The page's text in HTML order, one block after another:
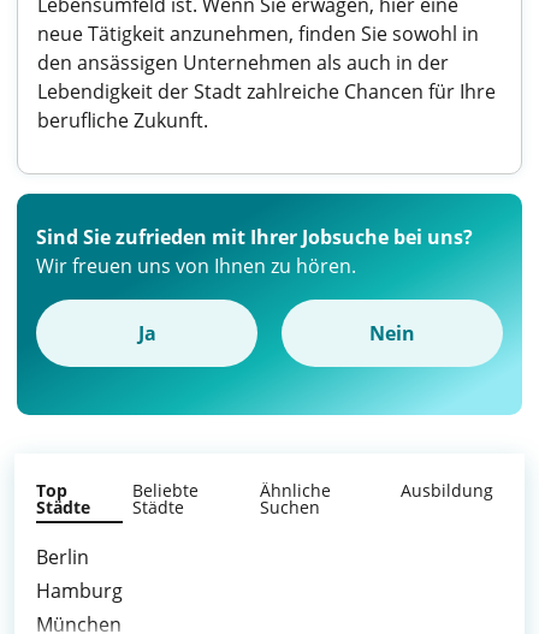
neue Tätigkeit anzunehmen, finden Sie sowohl in
den ansässigen Unternehmen als auch in der
Lebendigkeit der Stadt zahlreiche Chancen für Ihre
berufliche Zukunft.
Sind Sie zufrieden mit Ihrer Jobsuche bei uns?
Wir freuen uns von Ihnen zu hören.
Ja Nein
Top
Städte
Beliebte
Städte
Ähnliche
Suchen
Ausbildung
Berlin
Hamburg
München